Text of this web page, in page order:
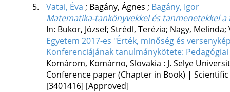
5.
Vatai, Éva ; Bagány, Ágnes ; Bagány, Igor
Matematika-tankönyvekkel és tanmenetekkel
In: Bukor, József; Strédl, Terézia; Nagy,
Egyetem 2017-es "Érték, minőség és
Konferenciájának tanulmánykötete: Pedagógiai
Komárom, Komárno, Slovakia : J. Selye
Conference paper (Chapter in Book) | Scientific
[3401416] [Approved]